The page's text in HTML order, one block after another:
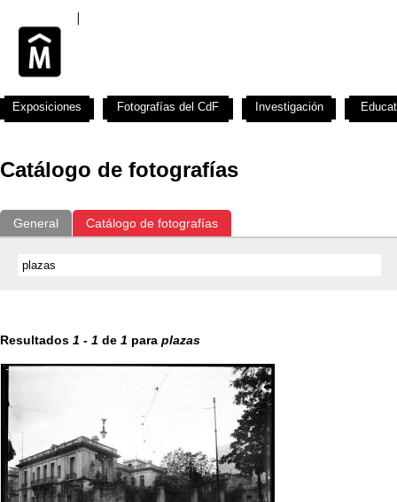
Catálogo de fotografías
General Catálogo de fotografías
Resultados 1 - 1 de 1 para plazas
Exposiciones Fotografías del CdF Investigación